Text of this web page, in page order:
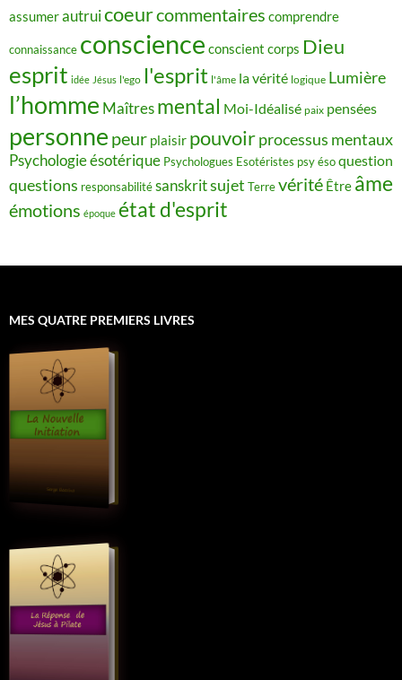
assumerautruicoeurcommentaires comprendre
connaissance conscience conscient corps Dieu
esprit idée Jésus l'ego l'esprit l'âme la vérité logique Lumière
l’homme Maîtres mental Moi-Idéalisé paix pensées
personne peur plaisir pouvoirprocessus mentaux
Psychologie ésotérique Psychologues Esotéristes psy ésoquestion
questions responsabilitésanskritsujet Terrevérité Être âme
émotions époque état d'esprit
MES QUATRE PREMIERS LIVRES